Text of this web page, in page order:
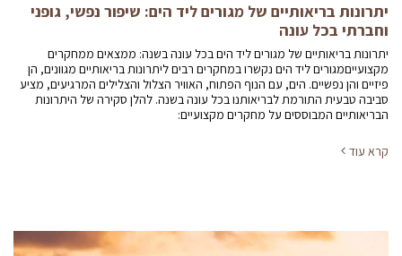
יתרונות בריאותיים של מגורים ליד הים: שיפור נפשי, גופני
וחברתי בכל עונה
יתרונות בריאותיים של מגורים ליד הים בכל עונה בשנה: ממצאים ממחקרים
מקצועייםמגורים ליד הים נקשרו במחקרים רבים ליתרונות בריאותיים מגוונים, הן
פיזיים והן נפשיים. הים, עם הנוף הפתוח, האוויר הצלול והצלילים המרגיעים, מציע
סביבה טבעית התורמת לבריאותנו בכל עונה בשנה. להלן סקירה של היתרונות
הבריאותיים המבוססים על מחקרים מקצועיים:
קרא עוד